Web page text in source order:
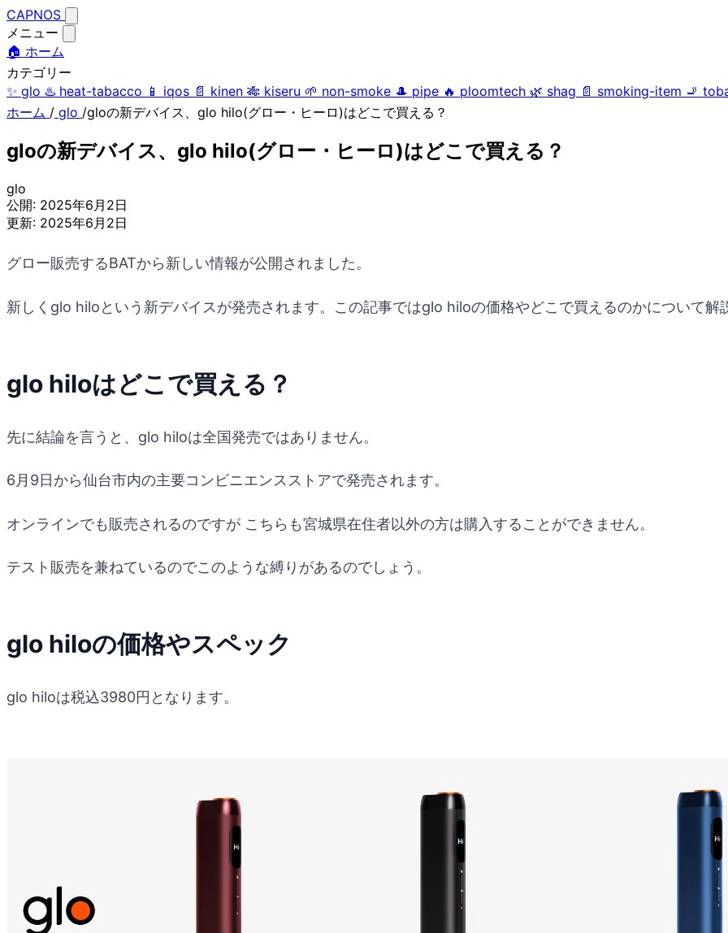
CAPNOS
メニュー
🏠 ホーム
カテゴリー
✨ glo ♨️ heat-tabacco 📱 iqos 📄 kinen 🎋 kiseru 🌱 non-smoke 🎩 pipe 🔥 ploomtech 🌿 shag 📄 smoking-item 🚬
ホーム / glo /gloの新デバイス、glo hilo(グロー・ヒーロ)はどこで買える？
gloの新デバイス、glo hilo(グロー・ヒーロ)はどこで買える？
glo
公開: 2025年6月2日
更新: 2025年6月2日
グロー販売するBATから新しい情報が公開されました。
新しくglo hiloという新デバイスが発売されます。この記事ではglo hiloの価格やどこで買えるのかについて解
glo hiloはどこで買える？
先に結論を言うと、glo hiloは全国発売ではありません。
6月9日から仙台市内の主要コンビニエンスストアで発売されます。
オンラインでも販売されるのですが こちらも宮城県在住者以外の方は購入することができません。
テスト販売を兼ねているのでこのような縛りがあるのでしょう。
glo hiloの価格やスペック
glo hiloは税込3980円となります。